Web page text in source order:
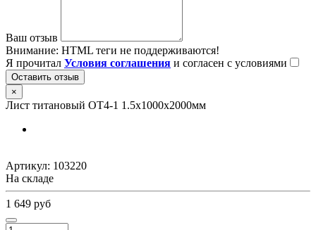
Ваш отзыв
Внимание: HTML теги не поддерживаются!
Я прочитал Условия соглашения и согласен с условиями
Оставить отзыв
×
Лист титановый ОТ4-1 1.5х1000х2000мм
Артикул: 103220
На складе
1 649 руб